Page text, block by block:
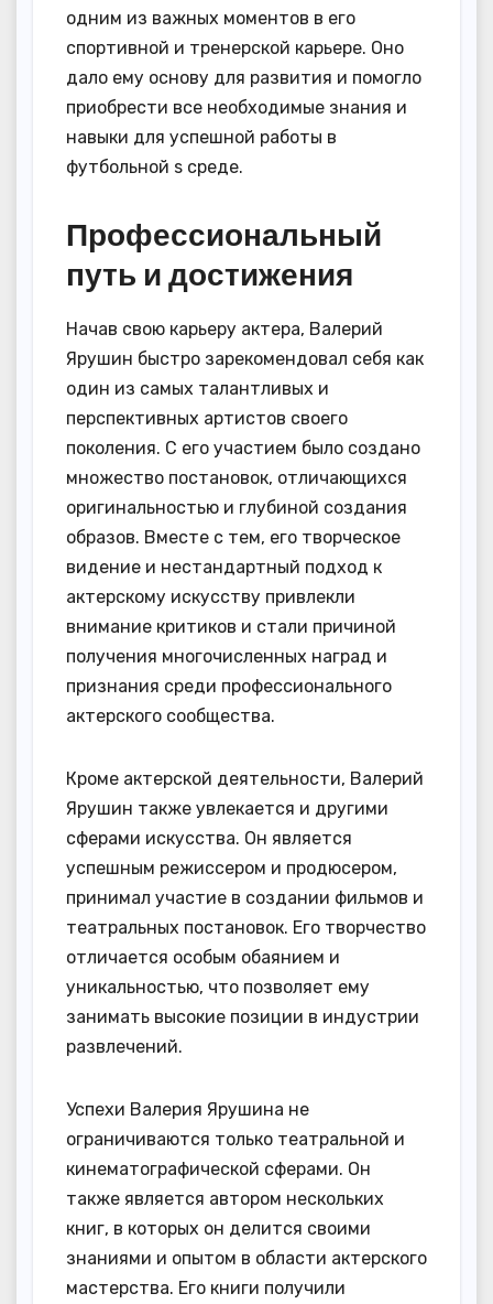
одним из важных моментов в его
спортивной и тренерской карьере. Оно
дало ему основу для развития и помогло
приобрести все необходимые знания и
навыки для успешной работы в
футбольной s среде.
Профессиональный
путь и достижения
Начав свою карьеру актера, Валерий
Ярушин быстро зарекомендовал себя как
один из самых талантливых и
перспективных артистов своего
поколения. С его участием было создано
множество постановок, отличающихся
оригинальностью и глубиной создания
образов. Вместе с тем, его творческое
видение и нестандартный подход к
актерскому искусству привлекли
внимание критиков и стали причиной
получения многочисленных наград и
признания среди профессионального
актерского сообщества.
Кроме актерской деятельности, Валерий
Ярушин также увлекается и другими
сферами искусства. Он является
успешным режиссером и продюсером,
принимал участие в создании фильмов и
театральных постановок. Его творчество
отличается особым обаянием и
уникальностью, что позволяет ему
занимать высокие позиции в индустрии
развлечений.
Успехи Валерия Ярушина не
ограничиваются только театральной и
кинематографической сферами. Он
также является автором нескольких
книг, в которых он делится своими
знаниями и опытом в области актерского
мастерства. Его книги получили